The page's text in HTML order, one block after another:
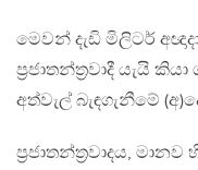
මෙවන් දැඩි මිලිටර්
ප්‍රජාතන්ත්‍රවාදී යැයි
අත්වැල් බැඳගැනීමේ
ප්‍රජාතන්ත්‍රවාදය,